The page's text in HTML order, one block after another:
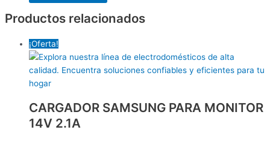
Productos relacionados
¡Oferta!
CARGADOR SAMSUNG PARA MONITOR
14V 2.1A